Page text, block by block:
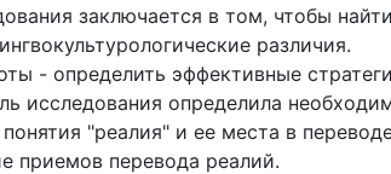
заключается в том, чтобы
различия.
- определить эффективные
исследования определила
"реалия" и ее места в
приемов перевода реалий.